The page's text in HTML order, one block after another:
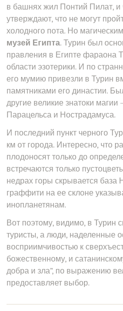
в башнях жил Понтий Пилат, и
утверждают, что не могут
холодного пота. Но
музей Египта. Турин был
правления в Египте фараона
области эзотерики. И по
его мумию привезли в Турин
памятниками его династии.
другие великие знатоки магии
Парацельса и Нострадамуса.
И последний пункт черного
км от города. Интересно, что
плодоносят только до
встречаются только
недрах горы скрывается база
граффити на ее склоне
инопланетянам.
Вот поэтому, видимо, в Турин
туристы, а люди, наделенные
восприимчивостью к
божественному, и
добра и зла”, по выражению
предоставляет выбор.